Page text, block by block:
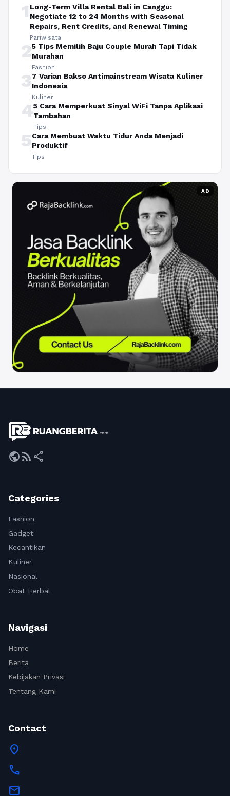
1 Long-Term Villa Rental Bali in Canggu:
Negotiate 12 to 24 Months with Seasonal
Repairs, Rent Credits, and Renewal Timing
Pariwisata
25 Tips Memilih Baju Couple Murah Tapi Tidak
Murahan
Fashion
37 Varian Bakso Antimainstream Wisata Kuliner
Indonesia
Kuliner
45 Cara Memperkuat Sinyal WiFi Tanpa Aplikasi
Tambahan
Tips
5Cara Membuat Waktu Tidur Anda Menjadi
Produktif
Tips
AD
publicrss_feed share
Categories
Fashion
Gadget
Kecantikan
Kuliner
Nasional
Obat Herbal
Navigasi
Home
Berita
Kebijakan Privasi
Tentang Kami
Contact
location_on
call
mail